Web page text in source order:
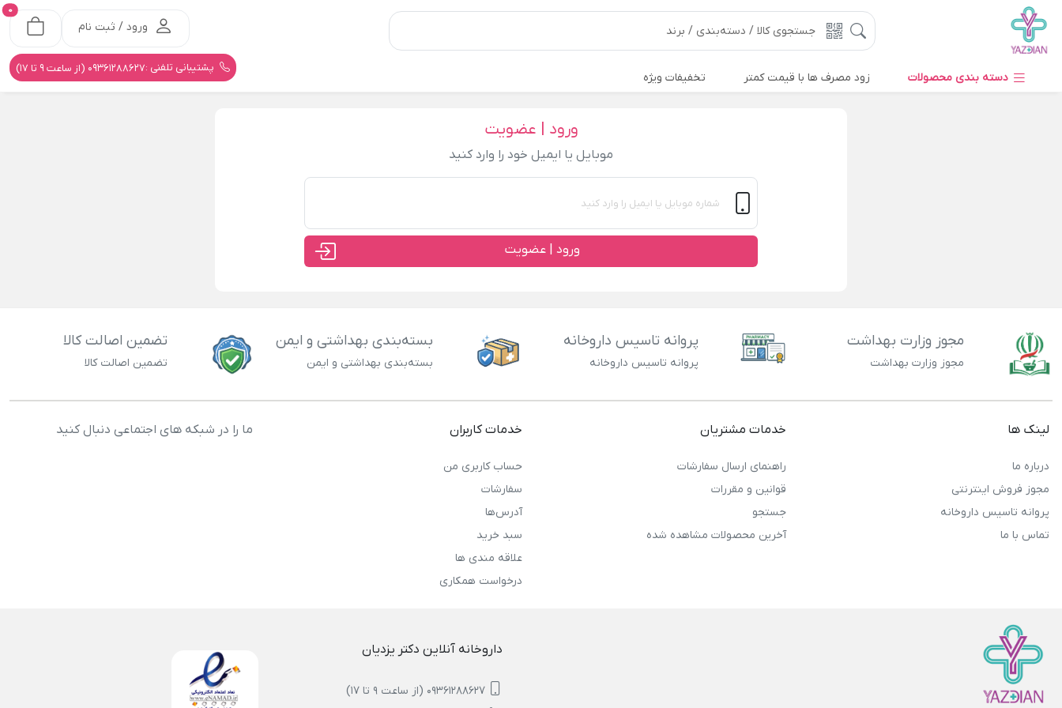
ورود / ثبت نام
0
پشتیبانی تلفنی :09361288627 (از ساعت 9 تا 17)
دسته بندی محصولات زود مصرف ها با قیمت کمتر تخفیفات ویژه
ورود | عضویت
موبایل یا ایمیل خود را وارد کنید
ورود | عضویت
مجوز وزارت بهداشت
مجوز وزارت بهداشت
پروانه تاسیس داروخانه
پروانه تاسیس داروخانه
بسته‌بندی بهداشتی و ایمن
بسته‌بندی بهداشتی و ایمن
تضمین اصالت کالا
تضمین اصالت کالا
لینک ها
درباره ما
مجوز فروش اینترنتی
پروانه تاسیس داروخانه
تماس با ما
خدمات مشتریان
راهنمای ارسال سفارشات
قوانین و مقررات
جستجو
آخرین محصولات مشاهده شده
خدمات کاربران
حساب کاربری من
سفارشات
آدرس‌ها
سبد خرید
علاقه مندی ها
درخواست همکاری
ما را در شبکه های اجتماعی دنبال کنید
داروخانه آنلاین دکتر یزدیان
09361288627 (از ساعت 9 تا 17)